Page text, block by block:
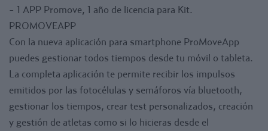
- 1 APP Promove, 1 año de licencia para Kit.
PROMOVEAPP
Con la nueva aplicación para smartphone ProMoveApp
puedes gestionar todos tiempos desde tu móvil o tableta.
La completa aplicación te permite recibir los impulsos
emitidos por las fotocélulas y semáforos vía bluetooth,
gestionar los tiempos, crear test personalizados, creación
y gestión de atletas como si lo hicieras desde el